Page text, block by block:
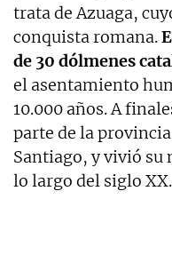
trata de Azuaga,
conquista romana.
de 30 dólmenes
el asentamiento
10.000 años. A
parte de la
Santiago, y vivió su
lo largo del siglo XX.